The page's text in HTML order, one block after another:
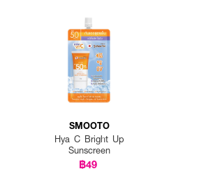
SMOOTO
Hya C Bright Up
Sunscreen
฿49